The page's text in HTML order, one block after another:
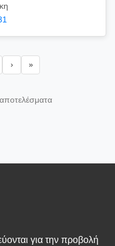
› »
για την προβολή